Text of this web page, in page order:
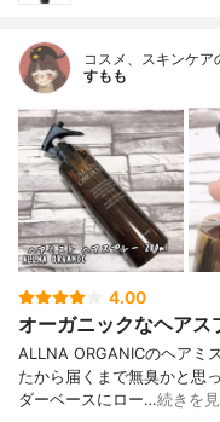
コスメ、スキンケ
すもも
4.00
オーガニックなヘアス
ALLNA ORGANICのヘアミ
たから届くまで無臭かと思
ダーベースにロー…続きを